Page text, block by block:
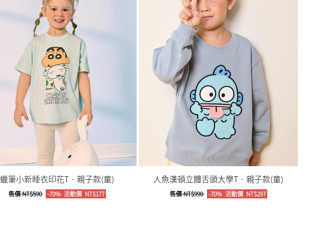
蠟筆小新睡衣印花T‧親子款(童)
售價NT$590 -70% 活動價NT$177
人魚漢頓立體舌頭大學T‧親子款(童)
售價NT$990 -70% 活動價NT$297